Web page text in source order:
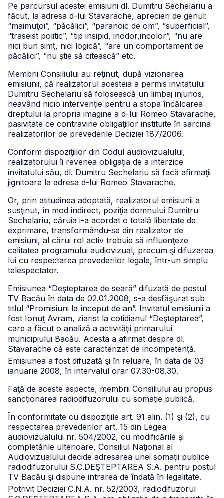
Pe parcursul acestei emisiuni dl. Dumitru Sechelariu a
făcut, la adresa d-lui Stavarache, aprecieri de genul:
“maimuţoi”, “păcălici”, “paranoic de om”, “superficial”,
“traseist politic”, “tip insipid, inodor,incolor”, “nu are
nici bun simţ, nici logică”, “are un comportament de
păcălici”, “nu ştie să citească” etc.
Membrii Consiliului au reţinut, după vizionarea
emisiunii, că realizatorul acesteia a permis invitatului
Dumitru Sechelariu să folosească un limbaj injurios,
neavând nicio intervenţie pentru a stopa încălcarea
dreptului la propria imagine a d-lui Romeo Stavarache,
pasivitate ce contravine obligaţiilor instituite în sarcina
realizatorilor de prevederile Deciziei 187/2006.
Conform dispoziţiilor din Codul audiovizualului,
realizatorului îi revenea obligaţia de a interzice
invitatului său, dl. Dumitru Sechelariu să facă afirmaţii
jignitoare la adresa d-lui Romeo Stavarache.
Or, prin atitudinea adoptată, realizatorul emisiunii a
susţinut, în mod indirect, poziţia domnului Dumitru
Sechelariu, căruia i-a acordat o totală libertate de
exprimare, transformându-se din realizator de
emisiuni, al cărui rol activ trebuie să influenţeze
calitatea programului audiovizual, precum şi difuzarea
lui cu respectarea prevederilor legale, într-un simplu
telespectator.
Emisiunea “Deşteptarea de seară” difuzată de postul
TV Bacău în data de 02.01.2008, s-a desfăşurat sub
titlul “Promisiuni la început de an”. Invitatul emisiunii a
fost Ionuţ Avram, ziarist la cotidianul “Deşteptarea”,
care a făcut o analiză a activităţii primarului
municipiului Bacău. Acesta a afirmat despre dl.
Stavarache că este caracterizat de incompetenţă.
Emisiunea a fost difuzată şi în reluare, în data de 03
ianuarie 2008, în intervalul orar 07.30-08.30.
Faţă de aceste aspecte, membrii Consiliului au propus
sancţionarea radiodifuzorului cu somaţie publică.
În conformitate cu dispoziţiile art. 91 alin. (1) şi (2), cu
respectarea prevederilor art. 15 din Legea
audiovizualului nr. 504/2002, cu modificările şi
completările ulterioare, Consiliul Naţional al
Audiovizualului decide adresarea unei somaţii publice
radiodifuzorului S.C.DEŞTEPTAREA S.A. pentru postul
TV Bacău şi dispune intrarea de îndată în legalitate.
Potrivit Deciziei C.N.A. nr. 52/2003, radiodifuzorul